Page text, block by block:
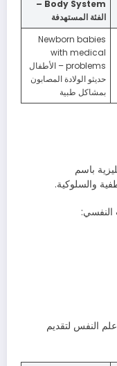
Body System –
الفئة المستهدفة
Newborn babies
with medical
problems – الأطفال
حديثو الولادة المصابون
بمشاكل طبية
باسم
النفسي:
النفس لتقديم